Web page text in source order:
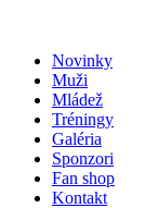
Novinky
Muži
Mládež
Tréningy
Galéria
Sponzori
Fan shop
Kontakt